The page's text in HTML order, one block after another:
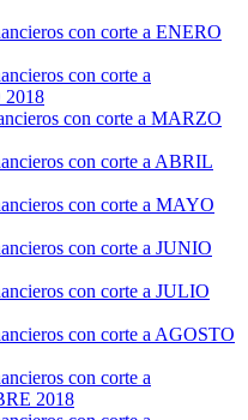
con corte a ENERO
con corte a
2018
con corte a MARZO
con corte a ABRIL
con corte a MAYO
con corte a JUNIO
con corte a JULIO
con corte a AGOSTO
con corte a
2018